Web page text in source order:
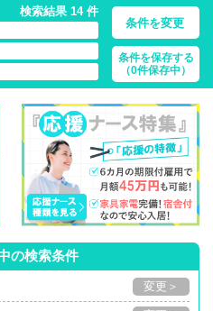
検索結果 14 件
条件を変更
条件を保存する
（0件保存中）
・応援ナース・派遣の 看護師求
の検索条件
変更＞